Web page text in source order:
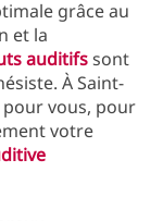
grâce au
et la
auditifssont
À Saint-
vous, pour
votre